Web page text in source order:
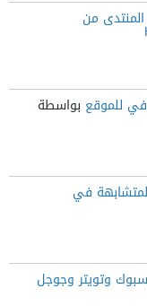
من
للموقع بواسطة
في
وتويتر وجوجل